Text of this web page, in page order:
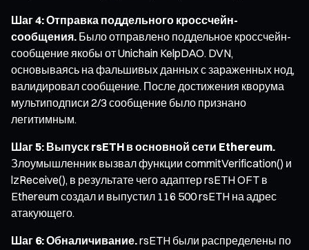
Шаг 4: Отправка поддельного кроссчейн-
сообщения. Было отправлено поддельное кроссчейн-
сообщение якобы от Unichain KelpDAO. DVN,
основываясь на фальшивых данных с зараженных нод,
валидировал сообщение. После достижения кворума
мультиподписи 2/3 сообщение было признано
легитимным.
Шаг 5: Выпуск rsETH в основной сети Ethereum.
Злоумышленник вызвал функции commitVerification() и
lzReceive(), в результате чего адаптер rsETH OFT в
Ethereum создал и выпустил 116 500 rsETH на адрес
атакующего.
Шаг 6: Обналичивание.rsETH были распределены по